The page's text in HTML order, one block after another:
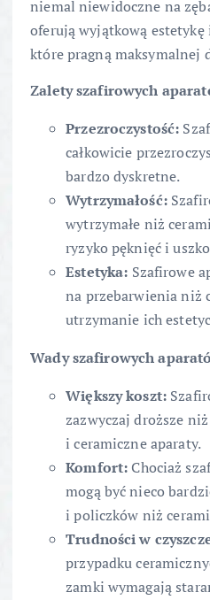
niemal niewidoczne na
oferują wyjątkową estetykę
które pragną maksymalnej
Zalety szafirowych
Przezroczystość:
całkowicie
bardzo dyskretne.
Wytrzymałość:
wytrzymałe niż
ryzyko pęknięć i
Estetyka: Szafirowe
na przebarwienia niż
utrzymanie ich
Wady szafirowych
Większy koszt:
zazwyczaj droższe
i ceramiczne aparaty.
Komfort: Chociaż
mogą być nieco
i policzków niż
Trudności w
przypadku
zamki wymagają